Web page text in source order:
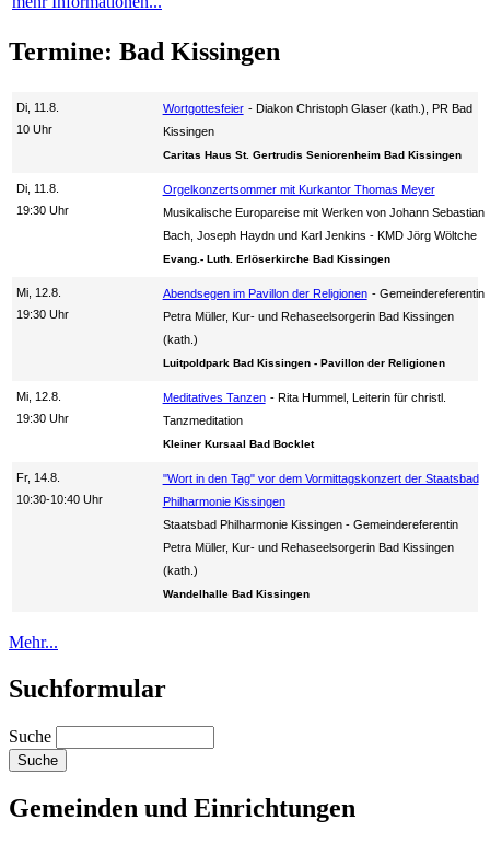
Termine: Bad Kissingen
Di, 11.8.
10 Uhr
Wortgottesfeier
Diakon Christoph Glaser (kath.), PR Bad
Kissingen
Caritas Haus St. Gertrudis Seniorenheim Bad Kissingen
Di, 11.8.
19:30 Uhr
Orgelkonzertsommer mit Kurkantor Thomas Meyer
Musikalische Europareise mit Werken von Johann Sebastian
Bach, Joseph Haydn und Karl Jenkins
KMD Jörg Wöltche
Evang.- Luth. Erlöserkirche Bad Kissingen
Mi, 12.8.
19:30 Uhr
Abendsegen im Pavillon der Religionen
Gemeindereferentin
Petra Müller, Kur- und Rehaseelsorgerin Bad Kissingen
(kath.)
Luitpoldpark Bad Kissingen - Pavillon der Religionen
Mi, 12.8.
19:30 Uhr
Meditatives Tanzen
Rita Hummel, Leiterin für christl.
Tanzmeditation
Kleiner Kursaal Bad Bocklet
Fr, 14.8.
10:30-10:40 Uhr
"Wort in den Tag" vor dem Vormittagskonzert der Staatsbad
Philharmonie Kissingen
Staatsbad Philharmonie Kissingen
Gemeindereferentin
Petra Müller, Kur- und Rehaseelsorgerin Bad Kissingen
(kath.)
Wandelhalle Bad Kissingen
Mehr...
Suchformular
Suche
Gemeinden und Einrichtungen